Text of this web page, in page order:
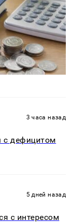
3 часа назад
с дефицитом
5 дней назад
с интересом